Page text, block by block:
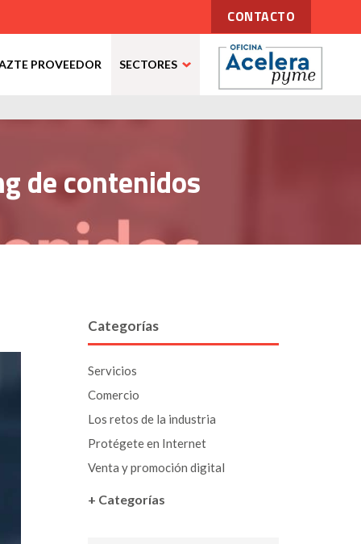
CONTACTO
PROVEEDOR SECTORES
de contenidos
Categorías
Servicios
Comercio
Los retos de la industria
Protégete en Internet
Venta y promoción digital
+ Categorías